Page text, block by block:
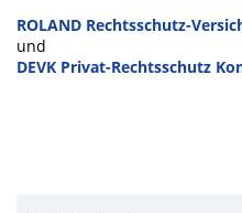
ROLAND Rechtsschutz-
und
DEVK Privat-Rechtsschutz